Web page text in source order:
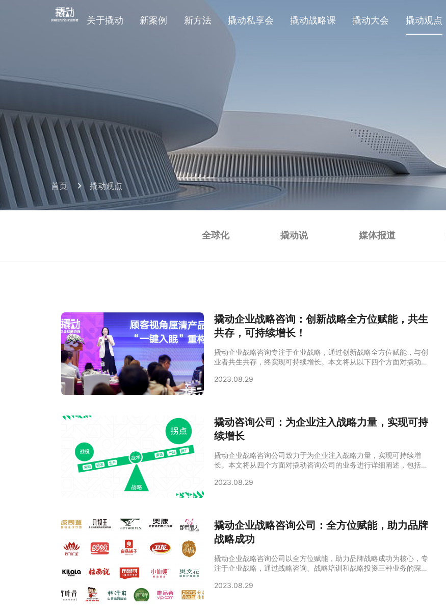
关于撬动 新案例 新方法 撬动私享会 撬动战略课 撬动大会 撬动观点
首页 撬动观点
全球化 撬动说 媒体报道
撬动企业战略咨询：创新战略全方位赋能，共生
共存，可持续增长！
撬动企业战略咨询专注于企业战略，通过创新战略全方位赋能，与创
业者共生共存，终实现可持续增长。本文将从以下四个方面对撬动企
阐述。1、撬动企业战略咨询的创新战略全方位赋能撬动企业战略咨
2023.08.29
撬动咨询公司：为企业注入战略力量，实现可持
续增长
撬动企业战略咨询公司致力于为企业注入战略力量，实现可持续增
长。本文将从四个方面对撬动咨询公司的业务进行详细阐述，包括战
人群、新打法的全方位赋能企业。之后，对撬动咨询公司为企业注入
2023.08.29
撬动企业战略咨询公司：全方位赋能，助力品牌
战略成功
撬动企业战略咨询公司以全方位赋能，助力品牌战略成功为核心，专
注于企业战略，通过战略咨询、战略培训和战略投资三种业务的深度
业战略咨询公司的全方位赋能进行详细的阐述。1、战略咨询服务撬
2023.08.29